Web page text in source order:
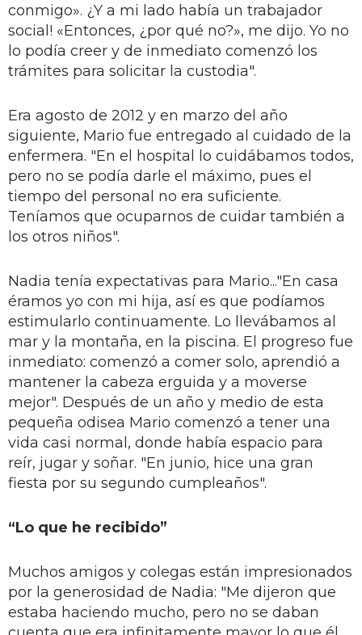
conmigo». ¿Y a mi lado había un trabajador
social! «Entonces, ¿por qué no?», me dijo. Yo no
lo podía creer y de inmediato comenzó los
trámites para solicitar la custodia".
Era agosto de 2012 y en marzo del año
siguiente, Mario fue entregado al cuidado de la
enfermera. "En el hospital lo cuidábamos todos,
pero no se podía darle el máximo, pues el
tiempo del personal no era suficiente.
Teníamos que ocuparnos de cuidar también a
los otros niños".
Nadia tenía expectativas para Mario..."En casa
éramos yo con mi hija, así es que podíamos
estimularlo continuamente. Lo llevábamos al
mar y la montaña, en la piscina. El progreso fue
inmediato: comenzó a comer solo, aprendió a
mantener la cabeza erguida y a moverse
mejor". Después de un año y medio de esta
pequeña odisea Mario comenzó a tener una
vida casi normal, donde había espacio para
reír, jugar y soñar. "En junio, hice una gran
fiesta por su segundo cumpleaños".
“Lo que he recibido”
Muchos amigos y colegas están impresionados
por la generosidad de Nadia: "Me dijeron que
estaba haciendo mucho, pero no se daban